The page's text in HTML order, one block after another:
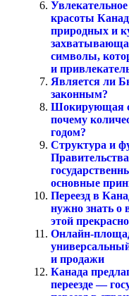
красоты
природных и
символы,
и
Является ли
законным?
Шокирующая
почему
годом?
Структура и
основные
Переезд в
нужно знать о
этой
Онлайн-
и продажи
Канада
переезде —